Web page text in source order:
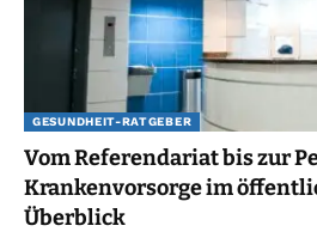
GESUNDHEIT-RATGEBER
Vom Referendariat bis zur
Krankenvorsorge im
Überblick